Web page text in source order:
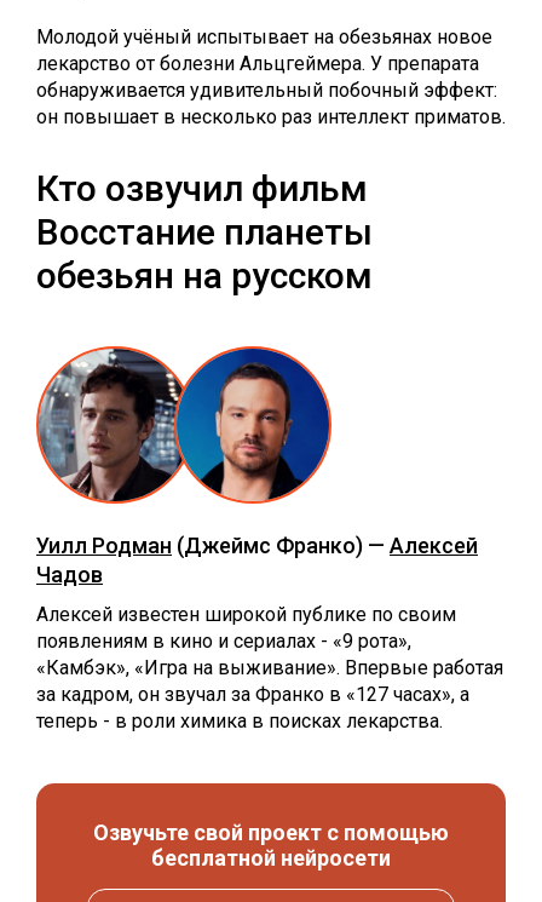
Молодой учёный испытывает на обезьянах новое
лекарство от болезни Альцгеймера. У препарата
обнаруживается удивительный побочный эффект:
он повышает в несколько раз интеллект приматов.
Кто озвучил фильм
Восстание планеты
обезьян на русском
Уилл Родман (Джеймс Франко) — Алексей
Чадов
Алексей известен широкой публике по своим
появлениям в кино и сериалах - «9 рота»,
«Камбэк», «Игра на выживание». Впервые работая
за кадром, он звучал за Франко в «127 часах», а
теперь - в роли химика в поисках лекарства.
Озвучьте свой проект с помощью
бесплатной нейросети